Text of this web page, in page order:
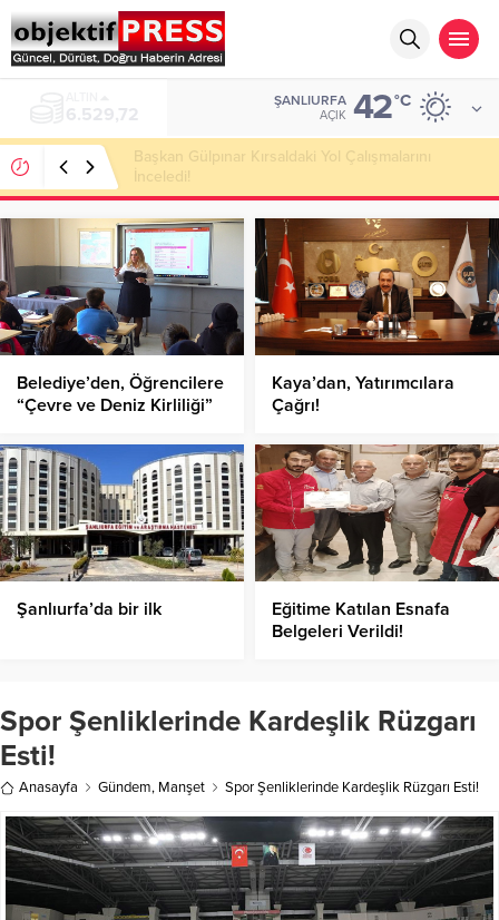
6.529,72
ŞANLIURFA
AÇIK 42°C
Başkan Gülpınar Kırsaldaki Yol Çalışmalarını
İnceledi!
Belediye’den, Öğrencilere
“Çevre ve Deniz Kirliliği”
Kaya’dan, Yatırımcılara
Çağrı!
Şanlıurfa’da bir ilk
Eğitime Katılan Esnafa
Belgeleri Verildi!
Spor Şenliklerinde Kardeşlik Rüzgarı
Esti!
Anasayfa Gündem, Manşet Spor Şenliklerinde Kardeşlik Rüzgarı Esti!